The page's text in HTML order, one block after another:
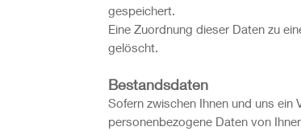
gespeichert.
Eine Zuordnung dieser Daten zu
gelöscht.
Bestandsdaten
Sofern zwischen Ihnen und uns
personenbezogene Daten von